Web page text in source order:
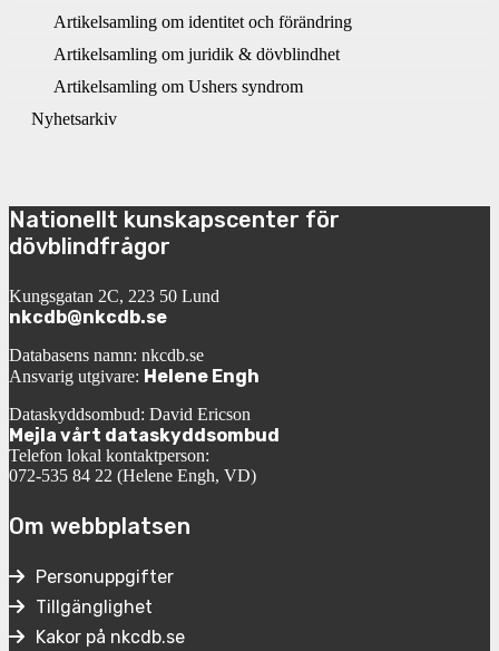
Artikelsamling om identitet och förändring
Artikelsamling om juridik & dövblindhet
Artikelsamling om Ushers syndrom
Nyhetsarkiv
Nationellt kunskapscenter för
dövblindfrågor
Kungsgatan 2C, 223 50 Lund
nkcdb@nkcdb.se
Databasens namn: nkcdb.se
Ansvarig utgivare: Helene Engh
Dataskyddsombud: David Ericson
Mejla vårt dataskyddsombud
Telefon lokal kontaktperson:
072-535 84 22 (Helene Engh, VD)
Om webbplatsen
Personuppgifter
Tillgänglighet
Kakor på nkcdb.se